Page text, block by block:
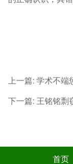
上一篇: 学术不端
下一篇: 王铭铭剽
首页